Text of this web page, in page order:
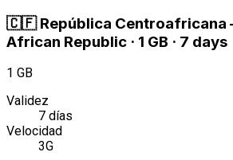
🇨🇫 República Centroafricana
African Republic · 1 GB · 7 days
1 GB
Validez
7 días
Velocidad
3G